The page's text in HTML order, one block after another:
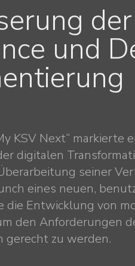
und
KSV Next“ markierte
digitalen
seiner
eines neuen,
die Entwicklung von
den Anforderungen
gerecht zu werden.